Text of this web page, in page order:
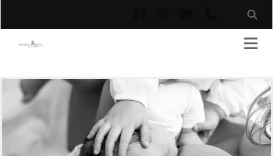
electrónico
phone